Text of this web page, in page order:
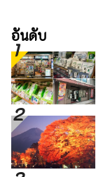
อันดับ